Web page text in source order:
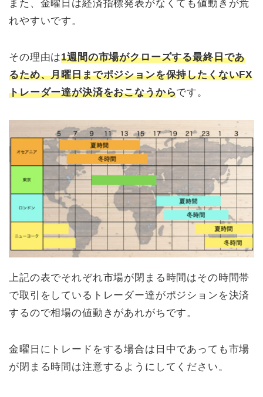
また、金曜日は経済指標発表がなくても値動きが荒
れやすいです。
その理由は1週間の市場がクローズする最終日であ
るため、月曜日までポジションを保持したくないFX
トレーダー達が決済をおこなうからです。
上記の表でそれぞれ市場が閉まる時間はその時間帯
で取引をしているトレーダー達がポジションを決済
するので相場の値動きがあれがちです。
金曜日にトレードをする場合は日中であっても市場
が閉まる時間は注意するようにしてください。